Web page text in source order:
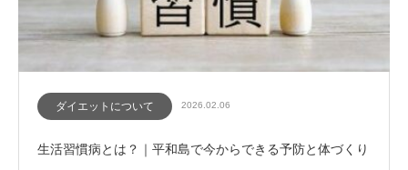
ダイエットについて 2026.02.06
生活習慣病とは？｜平和島で今からできる予防と体づくり